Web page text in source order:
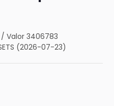
/Valor 3406783
(2026-07-23)